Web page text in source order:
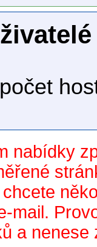
nabídky
mail.
a nenese